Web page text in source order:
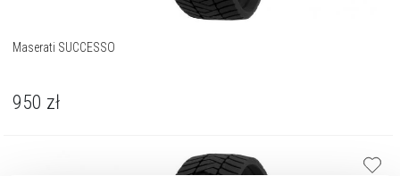
Maserati SUCCESSO
950 zł